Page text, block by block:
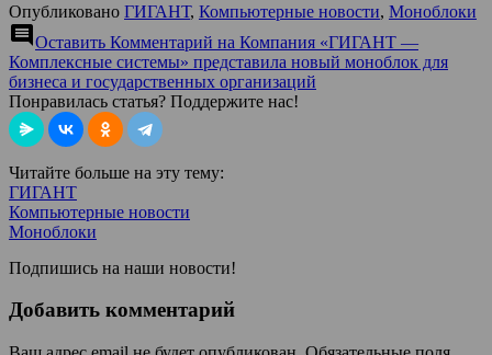
Опубликовано ГИГАНТ, Компьютерные новости, Моноблоки
comment Оставить Комментарий на Компания «ГИГАНТ —
Комплексные системы» представила новый моноблок для
бизнеса и государственных организаций
Понравилась статья? Поддержите нас!
Читайте больше на эту тему:
ГИГАНТ
Компьютерные новости
Моноблоки
Подпишись на наши новости!
Добавить комментарий